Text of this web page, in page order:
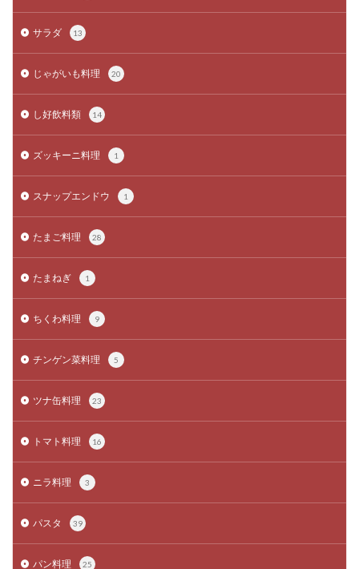
サラダ 13
じゃがいも料理 20
し好飲料類 14
ズッキーニ料理 1
スナップエンドウ 1
たまご料理 28
たまねぎ 1
ちくわ料理 9
チンゲン菜料理 5
ツナ缶料理 23
トマト料理 16
ニラ料理 3
パスタ 39
パン料理 25